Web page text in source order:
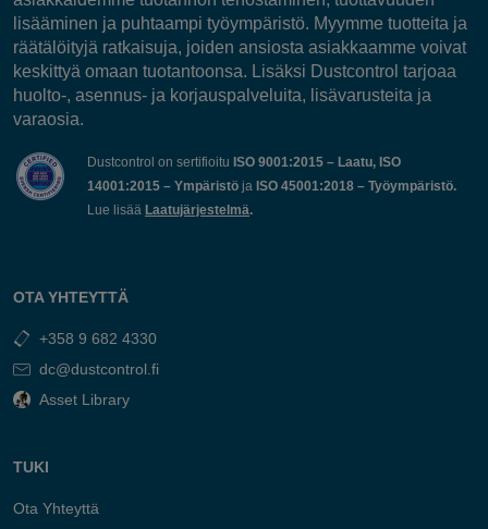
lisääminen ja puhtaampi työympäristö. Myymme tuotteita ja
räätälöityjä ratkaisuja, joiden ansiosta asiakkaamme voivat
keskittyä omaan tuotantoonsa. Lisäksi Dustcontrol tarjoaa
huolto-, asennus- ja korjauspalveluita, lisävarusteita ja
varaosia.
Dustcontrol on sertifioitu ISO 9001:2015 – Laatu, ISO
14001:2015 – Ympäristö ja ISO 45001:2018 – Työympäristö.
Lue lisää Laatujärjestelmä.
OTA YHTEYTTÄ
+358 9 682 4330
dc@dustcontrol.fi
Asset Library
TUKI
Ota Yhteyttä